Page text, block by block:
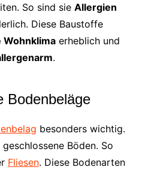
So sind sie Allergien
Diese Baustoffe
Wohnklimaerheblich und
.
Bodenbeläge
besonders wichtig.
Böden. So
Fliesen. Diese Bodenarten